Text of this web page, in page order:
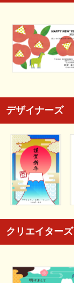
デザイナーズ
クリエイターズ